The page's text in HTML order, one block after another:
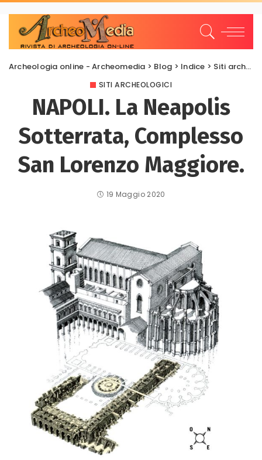
Archeologia online - Archeomedia > Blog > Indice > Siti archeologici
SITI ARCHEOLOGICI
NAPOLI. La Neapolis
Sotterrata, Complesso
San Lorenzo Maggiore.
19 Maggio 2020